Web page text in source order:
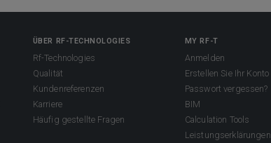
ÜBER RF-TECHNOLOGIES
Rf-Technologies
Qualität
Kundenreferenzen
Karriere
Häufig gestellte Fragen
MY RF-T
Anmelden
Erstellen Sie Ihr Konto
Passwort vergessen?
BIM
Calculation Tools
Leistungserklärungen